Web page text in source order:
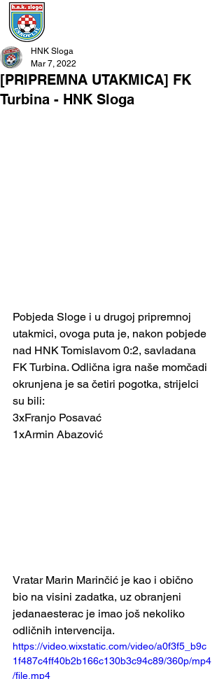
[PRIPREMNA UTAKMICA] FK
Turbina - HNK Sloga
HNK Sloga
Mar 7, 2022
Pobjeda Sloge i u drugoj pripremnoj
utakmici, ovoga puta je, nakon pobjede
nad HNK Tomislavom 0:2, savladana
FK Turbina. Odlična igra naše momčadi
okrunjena je sa četiri pogotka, strijelci
su bili:
3xFranjo Posavać
1xArmin Abazović
Vratar Marin Marinčić je kao i obično
bio na visini zadatka, uz obranjeni
jedanaesterac je imao još nekoliko
odličnih intervencija.
https://video.wixstatic.com/video/a0f3f5_b9c
1f487c4ff40b2b166c130b3c94c89/360p/mp4
/file.mp4